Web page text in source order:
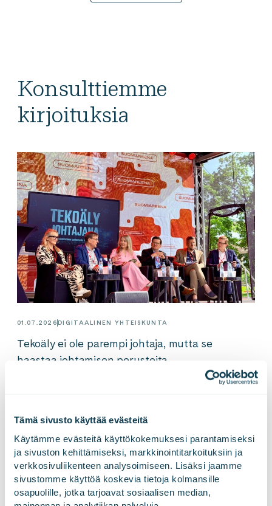
Tämä sivusto käyttää evästeitä
Käytämme evästeitä käyttökokemuksesi parantamiseksi
ja sivuston kehittämiseksi, markkinointitarkoituksiin ja
verkkosivuliikenteen analysoimiseen. Lisäksi jaamme
sivustomme käyttöä koskevia tietoja kolmansille
osapuolille, jotka tarjoavat sosiaalisen median,
Konsulttiemme
kirjoituksia
01.07.2026DIGITAALINEN YHTEISKUNTA
Tekoäly ei ole parempi johtaja, mutta se
haastaa johtamisen perusteita